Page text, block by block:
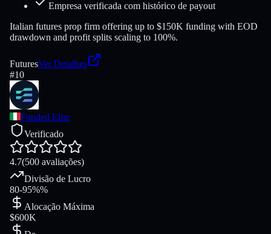
Empresa verificada com histórico de payout
Italian futures prop firm offering up to $150K funding with EOD
drawdown and profit splits scaling to 100%.
FuturesVer Detalhes
#10
Funded Elite
Verificado
4.7(500 avaliações)
Divisão de Lucro
80-95%%
Alocação Máxima
$600K